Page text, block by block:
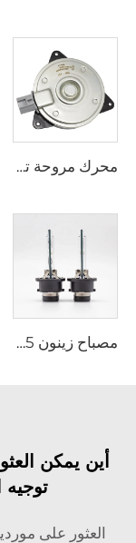
محرك مروحة تبريد المحرك بالجملة 16363-28150، مروحة المبرد الأصلية 12 فولت لأنظمة LEXUS UX300E RZ450e / TOYOTA COROLLA Prius SIENTA Vizi
مصباح زينون D4S 35 واط لمصابيح السيارة الأمامية 42402C1 لهوندا لكزس مازدا تويوتا
أين يمكن
توجيه
العثور على